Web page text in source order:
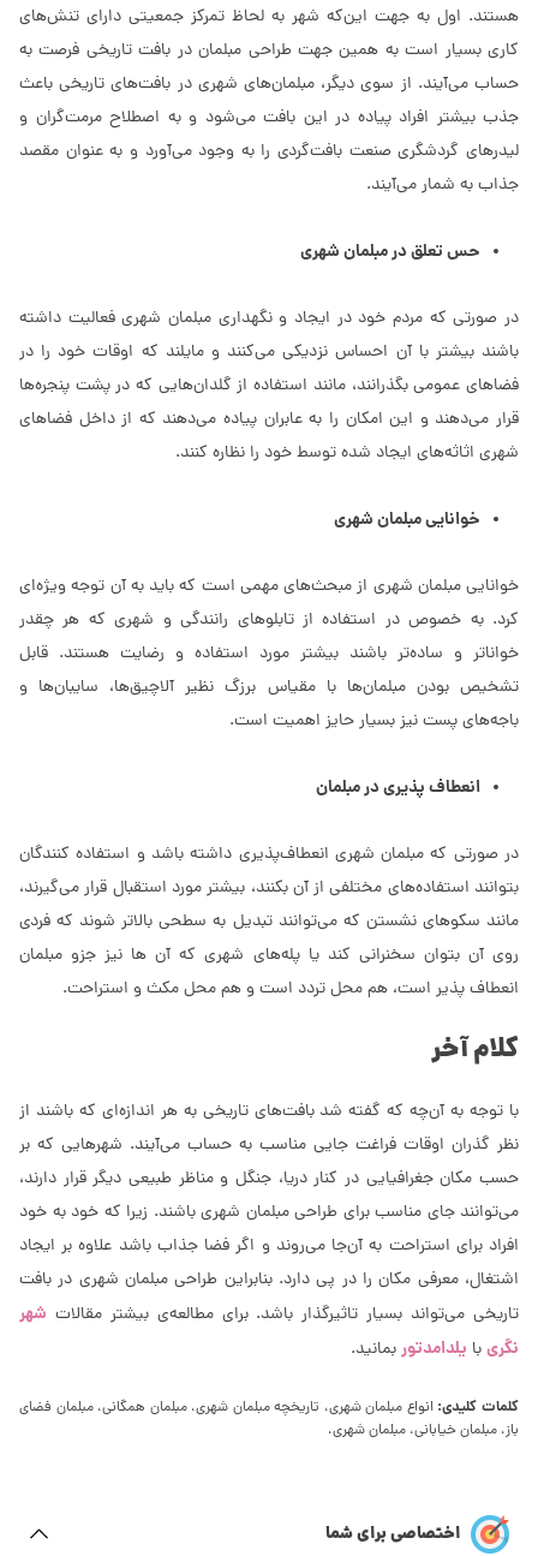
هستند. اول به جهت این‌که شهر به لحاظ تمرکز جمعیتی دارای تنش‌های
کاری بسیار است به همین جهت طراحی مبلمان در بافت تاریخی فرصت به
حساب می‌آیند. از سوی دیگر، مبلمان‌های شهری در بافت‌های تاریخی باعث
جذب بیشتر افراد پیاده در این بافت می‌شود و به اصطلاح مرمت‌گران و
لیدرهای گردشگری صنعت بافت‌گردی را به وجود می‌آورد و به عنوان مقصد
جذاب به شمار می‌آیند.
حس تعلق در مبلمان شهری
در صورتی که مردم خود در ایجاد و نگهداری مبلمان شهری فعالیت داشته
باشند بیشتر با آن احساس نزدیکی می‌کنند و مایلند که اوقات خود را در
فضاهای عمومی بگذرانند، مانند استفاده از گلدان‌هایی که در پشت پنجره‌ها
قرار می‌دهند و این امکان را به عابران پیاده می‌دهند که از داخل فضاهای
شهری اثاثه‌های ایجاد شده توسط خود را نظاره کنند.
خوانایی مبلمان شهری
خوانایی مبلمان شهری از مبحث‌های مهمی است که باید به آن توجه ویژه‌ای
کرد. به خصوص در استفاده از تابلوهای رانندگی و شهری که هر چقدر
خواناتر و ساده‌تر باشند بیشتر مورد استفاده و رضایت هستند. قابل
تشخیص بودن مبلمان‌ها با مقیاس برزگ نظیر آلاچیق‌ها، سایبان‌ها و
باجه‌های پست نیز بسیار حایز اهمیت است.
انعطاف پذیری در مبلمان
در صورتی که مبلمان شهری انعطاف‌پذیری داشته باشد و استفاده کنندگان
بتوانند استفاده‌های مختلفی از آن بکنند، بیشتر مورد استقبال قرار می‌گیرند،
مانند سکوهای نشستن که می‌توانند تبدیل به سطحی بالاتر شوند که فردی
روی آن بتوان سخنرانی کند یا پله‌های شهری که آن ها نیز جزو مبلمان
انعطاف پذیر است، هم محل تردد است و هم محل مکث و استراحت.
کلام آخر
با توجه به آن‌چه که گفته شد بافت‌های تاریخی به هر اندازه‌ای که باشند از
نظر گذران اوقات فراغت جایی مناسب به حساب می‌آیند. شهرهایی که بر
حسب مکان جغرافیایی در کنار دریا، جنگل و مناظر طبیعی دیگر قرار دارند،
می‌توانند جای مناسب برای طراحی مبلمان شهری باشند. زیرا که خود به خود
افراد برای استراحت به آن‌جا می‌روند و اگر فضا جذاب باشد علاوه بر ایجاد
اشتغال، معرفی مکان را در پی دارد. بنابراین طراحی مبلمان شهری در بافت
تاریخی می‌تواند بسیار تاثیرگذار باشد. برای مطالعه‌ی بیشتر مقالات شهر
نگریبا یلدامدتوربمانید.
کلمات کلیدی:انواع مبلمان شهری، تاریخچه مبلمان شهری، مبلمان همگانی، مبلمان فضای
باز، مبلمان خیابانی، مبلمان شهری،
اختصاصی برای شما